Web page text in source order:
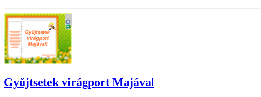
Gyűjtsetek virágport Majával